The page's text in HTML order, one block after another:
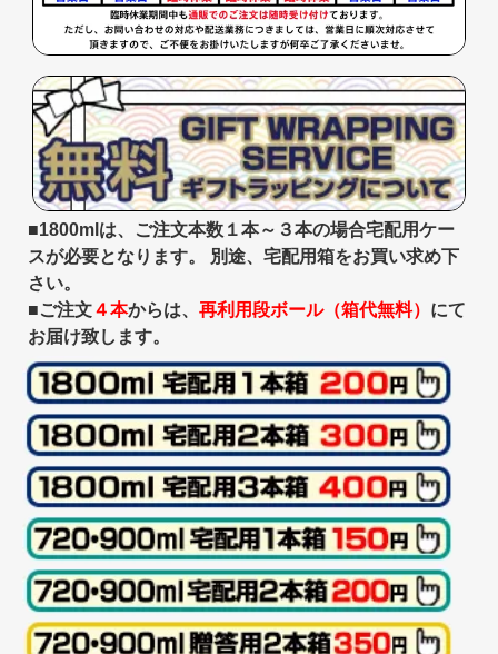
■1800mlは、ご注文本数１本～３本の場合宅配用ケー
スが必要となります。 別途、宅配用箱をお買い求め下
さい。
■ご注文４本からは、 再利用段ボール（箱代無料） にて
お届け致します。